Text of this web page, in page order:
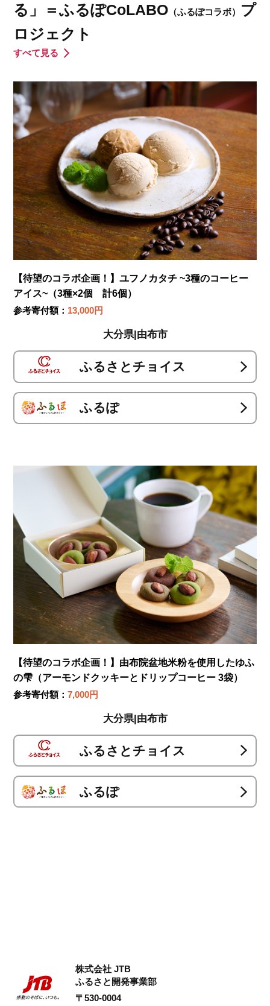
る」＝ふるぽCoLABO （ふるぽコラボ） プ
ロジェクト
すべて見る
【待望のコラボ企画！】ユフノカタチ ~3種のコーヒー
アイス~（3種×2個 計6個）
参考寄付額： 13,000円
大分県|由布市
ふるさとチョイス
ふるぽ
【待望のコラボ企画！】由布院盆地米粉を使用したゆふ
の雫（アーモンドクッキーとドリップコーヒー 3袋）
参考寄付額：7,000円
大分県|由布市
ふるさとチョイス
ふるぽ
株式会社 JTB
ふるさと開発事業部
〒530-0004